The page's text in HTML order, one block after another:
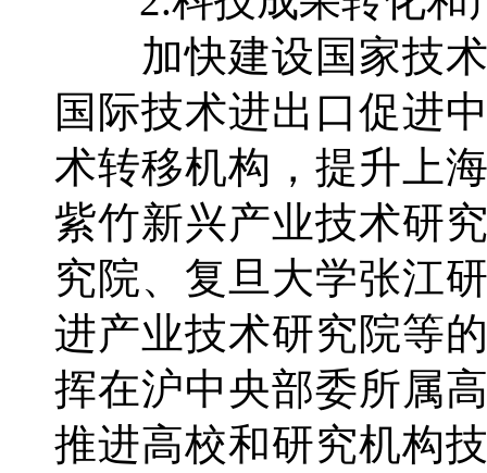
加快建设国家技术
国际技术进出口促进
术转移机构，提升上
紫竹新兴产业技术研
究院、复旦大学张江
进产业技术研究院等
挥在沪中央部委所属
推进高校和研究机构